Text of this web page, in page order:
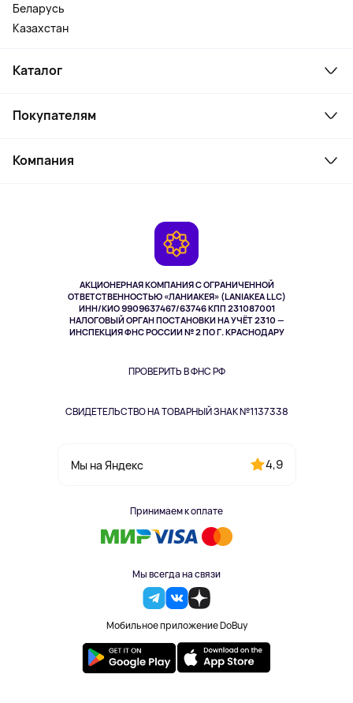
АКЦИОНЕРНАЯ КОМПАНИЯ С ОГРАНИЧЕННОЙ
ОТВЕТСТВЕННОСТЬЮ «ЛАНИАКЕЯ» (LANIAKEA LLC)
ИНН/КИО 9909637467/63746 КПП 231087001
НАЛОГОВЫЙ ОРГАН ПОСТАНОВКИ НА УЧЁТ 2310 —
ИНСПЕКЦИЯ ФНС РОССИИ № 2 ПО Г. КРАСНОДАРУ
ПРОВЕРИТЬ В ФНС РФ
СВИДЕТЕЛЬСТВО НА ТОВАРНЫЙ ЗНАК №1137338
Мы на Яндекс 4,9
Принимаем к оплате
Мы всегда на связи
Мобильное приложение DoBuy
Беларусь
Казахстан
Каталог
Ноутбуки, мониторы, VR
Косметика и уход
Здоровье питомцев
Одежда и аксессуары
Покупателям
Как заказать
Компания